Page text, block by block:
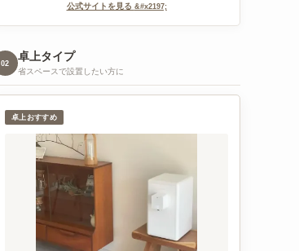
公式サイトを見る
02
卓上タイプ
省スペースで設置したい方に
卓上おすすめ